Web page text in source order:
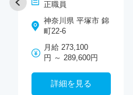
正職員
神奈川県 平塚市 錦
町22-6
月給 273,100
円 ～ 289,600円
詳細を見る